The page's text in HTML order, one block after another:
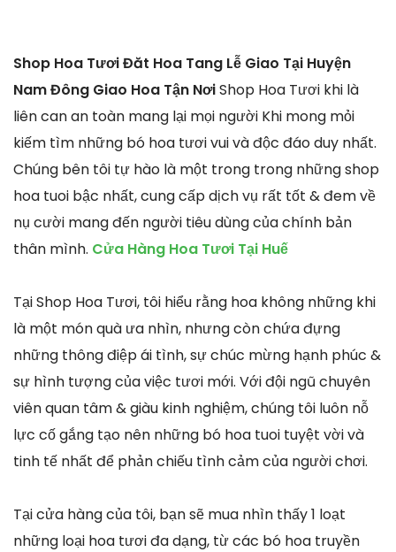
Shop Hoa Tươi Đăt Hoa Tang Lễ Giao Tại Huyện
Nam Đông Giao Hoa Tận NơiShop Hoa Tươi khi là
liên can an toàn mang lại mọi người Khi mong mỏi
kiếm tìm những bó hoa tươi vui và độc đáo duy nhất.
Chúng bên tôi tự hào là một trong trong những shop
hoa tuoi bậc nhất, cung cấp dịch vụ rất tốt & đem về
nụ cười mang đến người tiêu dùng của chính bản
thân mình. Cửa Hàng Hoa Tươi Tại Huế
Tại Shop Hoa Tươi, tôi hiểu rằng hoa không những khi
là một món quà ưa nhìn, nhưng còn chứa đựng
những thông điệp ái tình, sự chúc mừng hạnh phúc &
sự hình tượng của việc tươi mới. Với đội ngũ chuyên
viên quan tâm & giàu kinh nghiệm, chúng tôi luôn nỗ
lực cố gắng tạo nên những bó hoa tuoi tuyệt vời và
tinh tế nhất để phản chiếu tình cảm của người chơi.
Tại cửa hàng của tôi, bạn sẽ mua nhìn thấy 1 loạt
những loại hoa tươi đa dạng, từ các bó hoa truyền